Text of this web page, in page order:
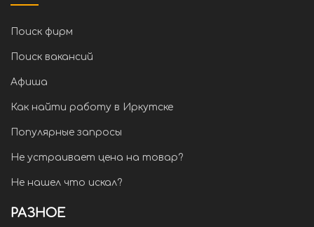
Поиск фирм
Поиск вакансий
Афиша
Как найти работу в Иркутске
Популярные запросы
Не устраивает цена на товар?
Не нашел что искал?
РАЗНОЕ